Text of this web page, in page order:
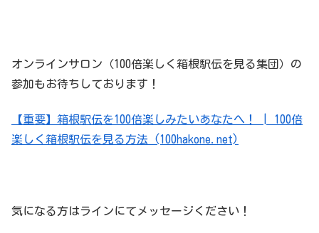
オンラインサロン（100倍楽しく箱根駅伝を見る集団）の
参加もお待ちしております！
【重要】箱根駅伝を100倍楽しみたいあなたへ！ | 100倍
楽しく箱根駅伝を見る方法 (100hakone.net)
気になる方はラインにてメッセージください！